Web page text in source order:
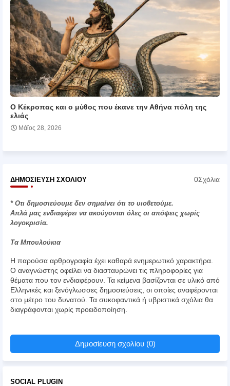
Ο Κέκροπας και ο μύθος που έκανε την Αθήνα πόλη της
ελιάς
Μάϊος 28, 2026
ΔΗΜΟΣΊΕΥΣΗ ΣΧΟΛΊΟΥ 0Σχόλια
* Οτι δημοσιεύουμε δεν σημαίνει ότι το υιοθετούμε.
Απλά μας ενδιαφέρει να ακούγονται όλες οι απόψεις χωρίς
λογοκρισία.
Τα Μπουλούκια
Η παρούσα αρθρογραφία έχει καθαρά ενημερωτικό χαρακτήρα.
Ο αναγνώστης οφείλει να διασταυρώνει τις πληροφορίες για
θέματα που τον ενδιαφέρουν. Τα κείμενα βασίζονται σε υλικό από
Ελληνικές και ξενόγλωσσες δημοσιεύσεις, οι οποίες αναφέρονται
στο μέτρο του δυνατού. Τα συκοφαντικά ή υβριστικά σχόλια θα
διαγράφονται χωρίς προειδοποίηση.
Δημοσίευση σχολίου (0)
SOCIAL PLUGIN